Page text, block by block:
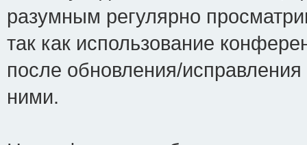
разумным регулярно
так как использование
после обновления/
ними.